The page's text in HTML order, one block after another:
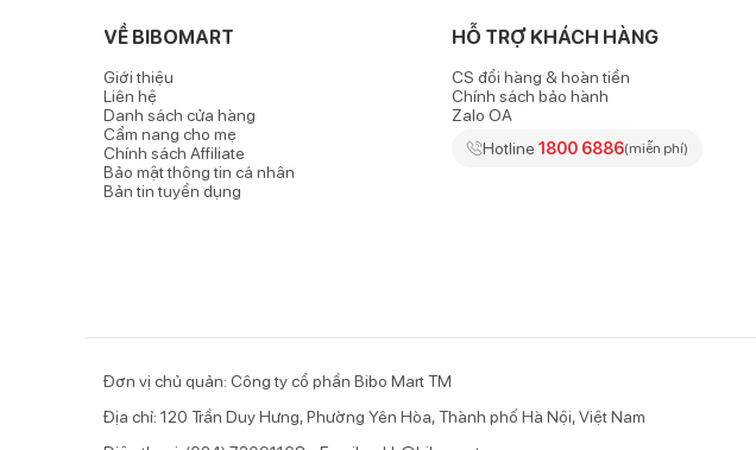
VỀ BIBOMART
Giới thiệu
Liên hệ
Danh sách cửa hàng
Cẩm nang cho mẹ
Chính sách Affiliate
Bảo mật thông tin cá nhân
Bản tin tuyển dụng
HỖ TRỢ KHÁCH HÀNG
CS đổi hàng & hoàn tiền
Chính sách bảo hành
Zalo OA
Hotline 1800 6886(miễn phí)
Đơn vị chủ quản: Công ty cổ phần Bibo Mart TM
Địa chỉ: 120 Trần Duy Hưng, Phường Yên Hòa, Thành phố Hà Nội, Việt Nam